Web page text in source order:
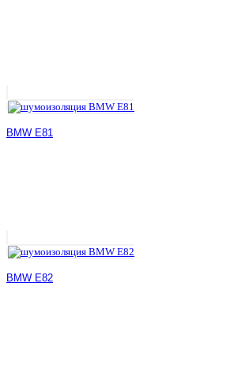
BMW E81
BMW E82